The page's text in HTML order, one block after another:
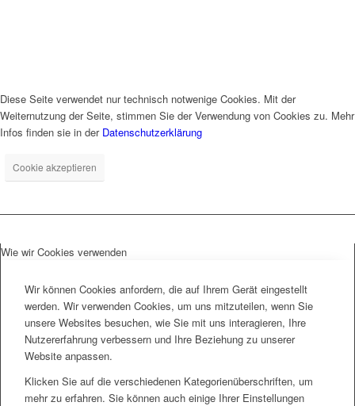
Diese Seite verwendet nur technisch notwenige Cookies. Mit der
Weiternutzung der Seite, stimmen Sie der Verwendung von Cookies zu. Mehr
Infos finden sie in der Datenschutzerklärung
Cookie akzeptieren
Wie wir Cookies verwenden
Wir können Cookies anfordern, die auf Ihrem Gerät eingestellt
werden. Wir verwenden Cookies, um uns mitzuteilen, wenn Sie
unsere Websites besuchen, wie Sie mit uns interagieren, Ihre
Nutzererfahrung verbessern und Ihre Beziehung zu unserer
Website anpassen.
Klicken Sie auf die verschiedenen Kategorienüberschriften, um
mehr zu erfahren. Sie können auch einige Ihrer Einstellungen